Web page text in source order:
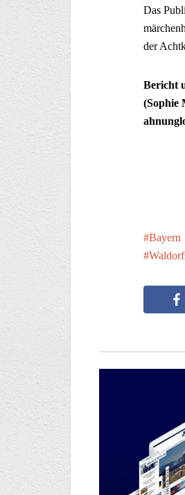
Das
der
Bericht
(Sophie
Bayern